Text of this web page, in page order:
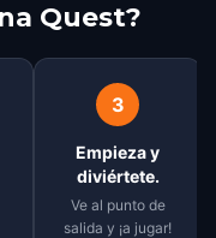
Quest?
3
Empieza y
diviértete.
Ve al punto de
salida y ¡a jugar!